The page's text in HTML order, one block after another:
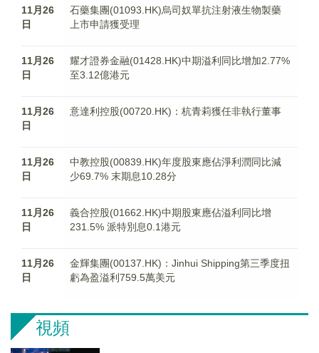
11月26
日
石藥集團(01093.HK)烏司奴單抗注射液生物製藥
上市申請獲受理
11月26
日
耀才證券金融(01428.HK)中期溢利同比增加2.77%
至3.12億港元
11月26
日
意達利控股(00720.HK)：杭青莉獲任非執行董事
11月26
日
中教控股(00839.HK)年度股東應佔淨利潤同比減
少69.7% 末期息10.28分
11月26
日
義合控股(01662.HK)中期股東應佔溢利同比增
231.5% 派特別息0.1港元
11月26
日
金輝集團(00137.HK)：Jinhui Shipping第三季度扭
虧為盈溢利759.5萬美元
視頻